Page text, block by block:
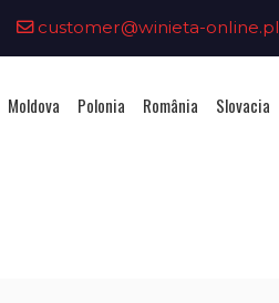
customer@winieta-online.pl
Moldova Polonia România Slovacia